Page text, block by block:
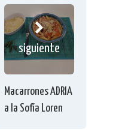
siguiente
Macarrones ADRIA
a la Sofía Loren